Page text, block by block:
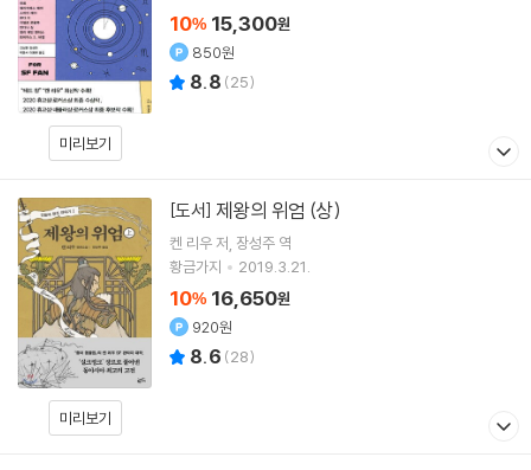
미리보기
10% 15,300원
850원
8.8 (25)
미리보기
[도서] 제왕의 위엄 (상)
켄 리우저 장성주 역
황금가지
2019.3.21.
10% 16,650원
920원
8.6 (28)